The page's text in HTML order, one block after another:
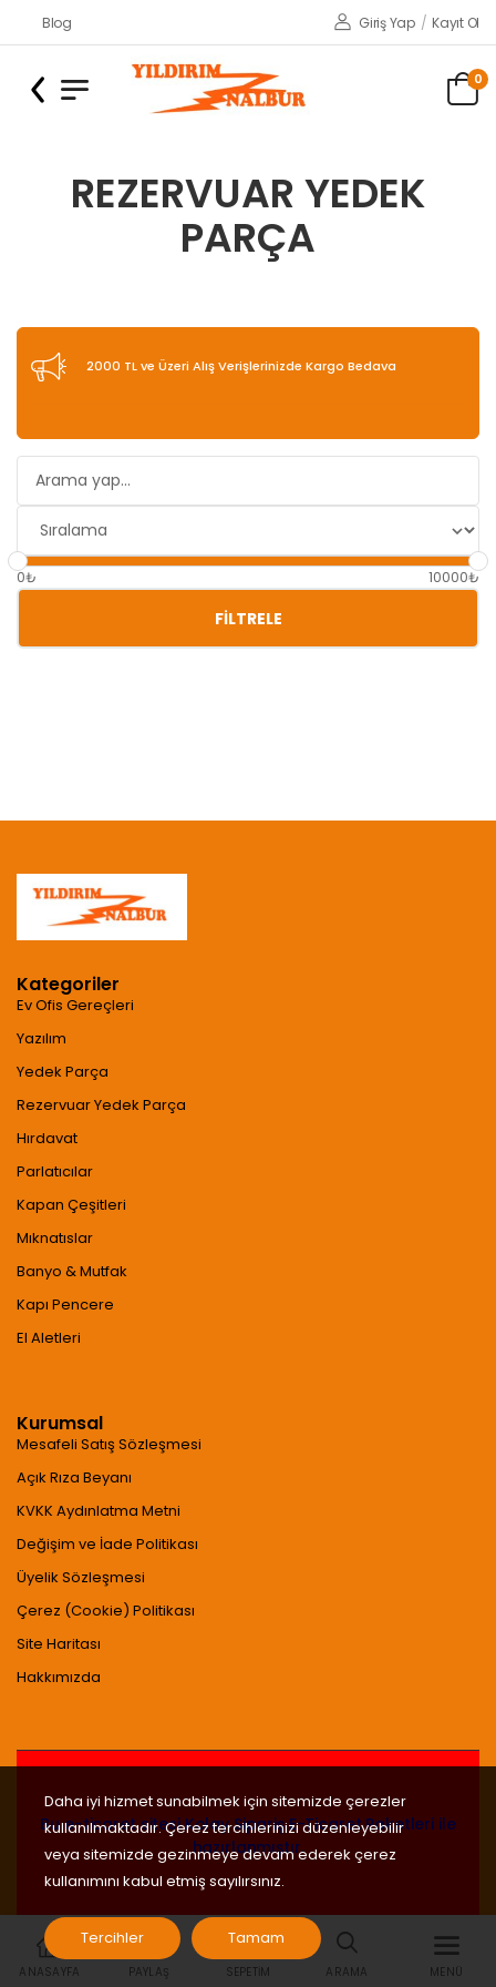
Blog Giriş Yap / Kayıt Ol
0
REZERVUAR YEDEK
PARÇA
2000 TL ve Üzeri Alış Verişlerinizde Kargo Bedava
0₺ 10000₺
FILTRELE
Kategoriler
Ev Ofis Gereçleri
Yazılım
Yedek Parça
Rezervuar Yedek Parça
Hırdavat
Parlatıcılar
Kapan Çeşitleri
Mıknatıslar
Banyo & Mutfak
Kapı Pencere
El Aletleri
Kurumsal
Mesafeli Satış Sözleşmesi
Açık Rıza Beyanı
KVKK Aydınlatma Metni
Değişim ve İade Politikası
Üyelik Sözleşmesi
Çerez (Cookie) Politikası
Site Haritası
Hakkımızda
Bu e-ticaret sitesiKolay Sipariş E-Ticaret Paketleri ile
hazırlanmıştır.
ANASAYFA PAYLAŞ SEPETIM ARAMA MENÜ
Daha iyi hizmet sunabilmek için sitemizde çerezler
kullanılmaktadır. Çerez tercihlerinizi düzenleyebilir
veya sitemizde gezinmeye devam ederek çerez
kullanımını kabul etmiş sayılırsınız.
Tercihler Tamam